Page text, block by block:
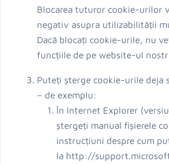
Blocarea tuturor cookie-urilor
negativ asupra utilizabilității
Dacă blocați cookie-urile, nu
funcțiile de pe website-ul
Puteți șterge cookie-urile deja
– de exemplu:
În Internet Explorer
ștergeți manual fișierele
instrucțiuni despre cum
la http://